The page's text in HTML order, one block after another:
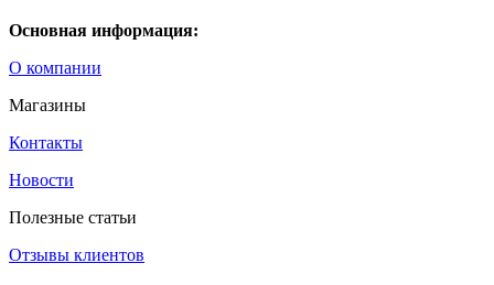
Основная информация:
О компании
Магазины
Контакты
Новости
Полезные статьи
Отзывы клиентов